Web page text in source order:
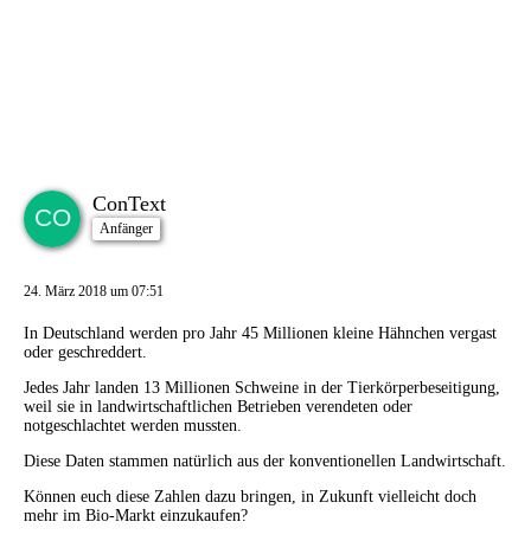
ConText
Anfänger
24. März 2018 um 07:51
In Deutschland werden pro Jahr 45 Millionen kleine Hähnchen vergast
oder geschreddert.
Jedes Jahr landen 13 Millionen Schweine in der Tierkörperbeseitigung,
weil sie in landwirtschaftlichen Betrieben verendeten oder
notgeschlachtet werden mussten.
Diese Daten stammen natürlich aus der konventionellen Landwirtschaft.
Können euch diese Zahlen dazu bringen, in Zukunft vielleicht doch
mehr im Bio-Markt einzukaufen?